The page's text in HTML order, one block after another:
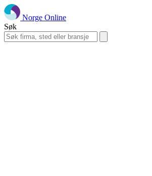
Norge Online
Søk